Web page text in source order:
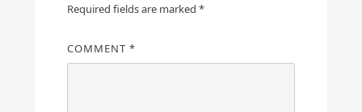
Required fields are marked *
COMMENT *